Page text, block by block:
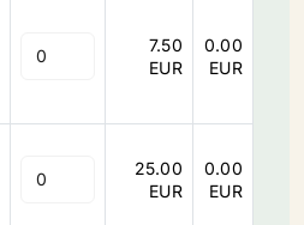
7.50
EUR
0.00
EUR
25.00
EUR
0.00
EUR